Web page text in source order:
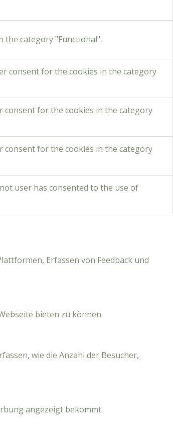
the category "Functional".
consent for the cookies in the category
consent for the cookies in the category
consent for the cookies in the category
user has consented to the use of
Erfassen von Feedback und
bieten zu können.
wie die Anzahl der Besucher,
angezeigt bekommt.